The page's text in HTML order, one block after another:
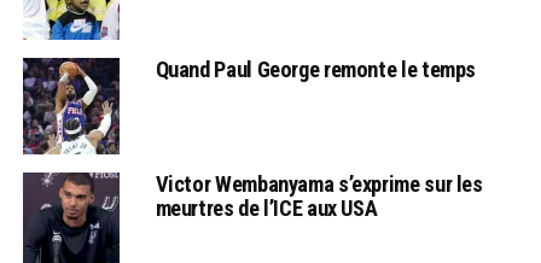
Quand Paul George remonte le temps
Victor Wembanyama s’exprime sur les
meurtres de l’ICE aux USA